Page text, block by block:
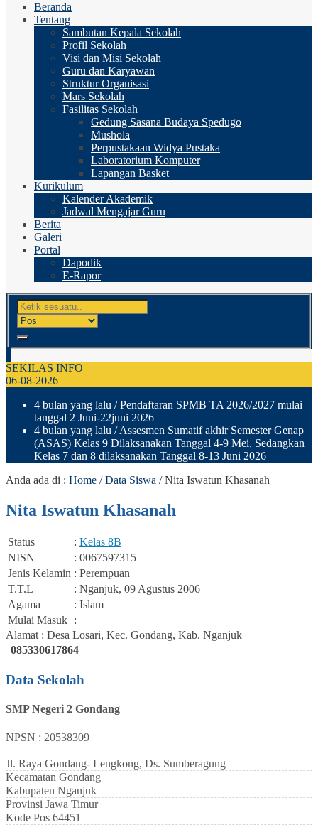
Beranda
Tentang
Sambutan Kepala Sekolah
Profil Sekolah
Visi dan Misi Sekolah
Guru dan Karyawan
Struktur Organisasi
Mars Sekolah
Fasilitas Sekolah
Gedung Sasana Budaya Spedugo
Mushola
Perpustakaan Widya Pustaka
Laboratorium Komputer
Lapangan Basket
Kurikulum
Kalender Akademik
Jadwal Mengajar Guru
Berita
Galeri
Portal
Dapodik
E-Rapor
SEKILAS INFO
06-08-2026
4 bulan yang lalu / Pendaftaran SPMB TA 2026/2027 mulai
tanggal 2 Juni-22juni 2026
4 bulan yang lalu / Assesmen Sumatif akhir Semester Genap
(ASAS) Kelas 9 Dilaksanakan Tanggal 4-9 Mei, Sedangkan
Kelas 7 dan 8 dilaksanakan Tanggal 8-13 Juni 2026
Anda ada di : Home /Data Siswa /Nita Iswatun Khasanah
Nita Iswatun Khasanah
Status : Kelas 8B
NISN
: 0067597315
Jenis Kelamin : Perempuan
T.T.L
: Nganjuk, 09 Agustus 2006
Agama
: Islam
Mulai Masuk :
Alamat : Desa Losari, Kec. Gondang, Kab. Nganjuk
085330617864
Data Sekolah
SMP Negeri 2 Gondang
NPSN : 20538309
Jl. Raya Gondang- Lengkong, Ds. Sumberagung
Kecamatan Gondang
Kabupaten Nganjuk
Provinsi Jawa Timur
Kode Pos 64451